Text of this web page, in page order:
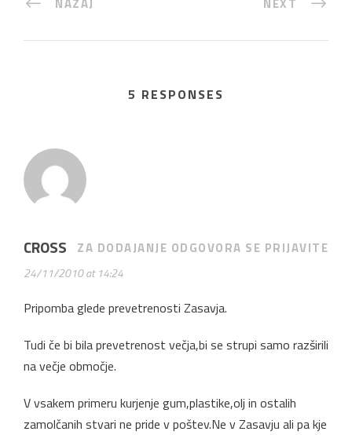
5 RESPONSES
CROSS
24/11/2010 at 14:24
ZA DODAJANJE ODGOVORA SE PRIJAVITE
Pripomba glede prevetrenosti Zasavja.
Tudi če bi bila prevetrenost večja,bi se strupi samo razširili
na večje območje.
V vsakem primeru kurjenje gum,plastike,olj in ostalih
zamolčanih stvari ne pride v poštev.Ne v Zasavju ali pa kje